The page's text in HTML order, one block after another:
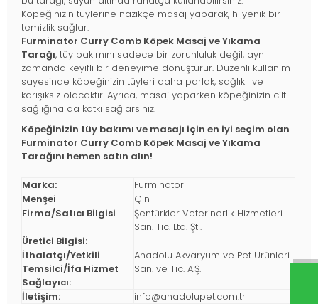
Köpeğinizin tüylerine nazikçe masaj yaparak, hijyenik bir
temizlik sağlar.
Furminator Curry Comb Köpek Masaj ve Yıkama
Tarağı, tüy bakımını sadece bir zorunluluk değil, aynı
zamanda keyifli bir deneyime dönüştürür. Düzenli kullanım
sayesinde köpeğinizin tüyleri daha parlak, sağlıklı ve
karışıksız olacaktır. Ayrıca, masaj yaparken köpeğinizin cilt
sağlığına da katkı sağlarsınız.
Köpeğinizin tüy bakımı ve masajı için en iyi seçim olan
Furminator Curry Comb Köpek Masaj ve Yıkama
Tarağını hemen satın alın!
Marka:
Furminator
Menşei
Çin
Firma/Satıcı Bilgisi
Şentürkler Veterinerlik Hizmetleri
San. Tic. Ltd. Şti.
Üretici Bilgisi:
İthalatçı/Yetkili
Temsilci/İfa Hizmet
Sağlayıcı:
Anadolu Akvaryum ve Pet Ürünleri
San. ve Tic. A.Ş.
İletişim: info@anadolupet.com.tr